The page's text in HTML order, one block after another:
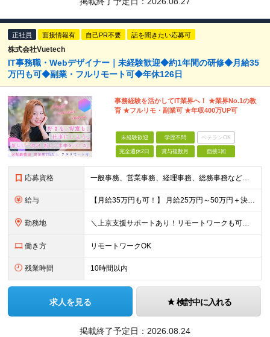
正社員 面接情報有 自己PR不要 話を聞きたい応募可
株式会社Vuetech
IT事務職・Webデザイナー｜未経験歓迎◆約1年間の研修◆月給35
万円も可◆副業・フルリモート可◆年休126日
事務経験を活かしてIT業界へ！ ★業界No.1の教
育 ★フルリモ・副業可 ★年収400万UP可
未経験歓迎 学歴不問 ベテランOK
完全週休2日 賞与複数月 面接1回
応募資格 一般事務、営業事務、経理事務、総務事務などの経験をお持ちの方は、なお歓迎！ こんな経験がある方をお待ちしています。 もちろん、興味とやる気があれば、 完全未経験でもＯＫ！ リラックスした面接の場を用
給与 【月給35万円も可！】 月給25万円～50万円＋決算賞与＋インセンティブ 【研修期間中】 ⽉給22.1万円〜30万円＋インセンティブ ＼年収大幅UPの事例あり！／ 【キャリアチェンジ１年目】 ⽉給
勤務地 ＼上京支援サポートあり！リモートワークも可！／ ★転勤なし／希望を考慮★ 全国、⼀都三県、関東、中部、関⻄、中国、九州など多数 【本社】東京都新宿区新宿1-19-10 サンモールクレスト5F 【プロ
働き方 リモートワークOK
残業時間 10時間以内
求人を見る 検討中に入れる
掲載終了予定日： 2026.08.24